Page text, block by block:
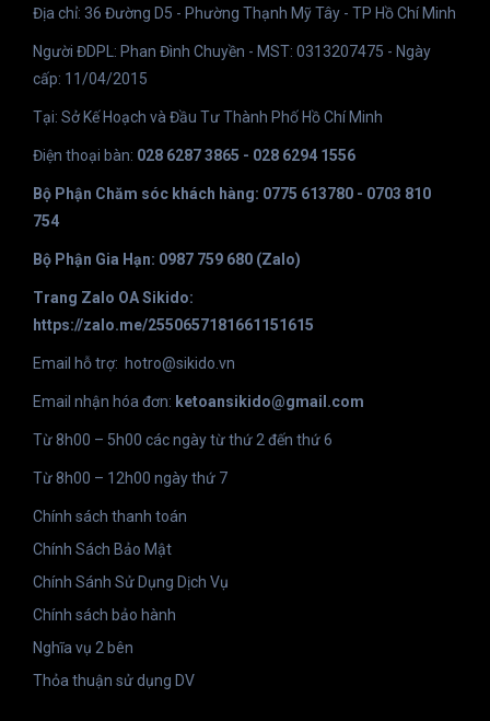
Địa chỉ: 36 Đường D5 - Phường Thạnh Mỹ Tây - TP Hồ Chí Minh
Người ĐDPL: Phan Đình Chuyền - MST: 0313207475 - Ngày
cấp: 11/04/2015
Tại: Sở Kế Hoạch và Đầu Tư Thành Phố Hồ Chí Minh
Điện thoại bàn: 028 6287 3865 - 028 6294 1556
Bộ Phận Chăm sóc khách hàng: 0775 613780 - 0703 810
754
Bộ Phận Gia Hạn: 0987 759 680 (Zalo)
Trang Zalo OA Sikido:
https://zalo.me/2550657181661151615
Email hỗ trợ: hotro@sikido.vn
Email nhận hóa đơn: ketoansikido@gmail.com
Từ 8h00 – 5h00 các ngày từ thứ 2 đến thứ 6
Từ 8h00 – 12h00 ngày thứ 7
Chính sách thanh toán
Chính Sách Bảo Mật
Chính Sánh Sử Dụng Dịch Vụ
Chính sách bảo hành
Nghĩa vụ 2 bên
Thỏa thuận sử dụng DV